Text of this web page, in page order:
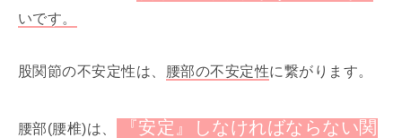
いです。
股関節の不安定性は、 腰部の不安定性に繋がります。
腰部(腰椎)は、
『安定』しなければならない関